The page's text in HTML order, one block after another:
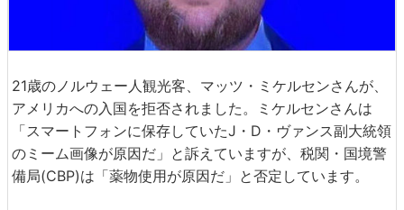
21歳のノルウェー人観光客、マッツ・ミケルセンさんが、
アメリカへの入国を拒否されました。ミケルセンさんは
「スマートフォンに保存していたJ・D・ヴァンス副大統領
のミーム画像が原因だ」と訴えていますが、税関・国境警
備局(CBP)は「薬物使用が原因だ」と否定しています。